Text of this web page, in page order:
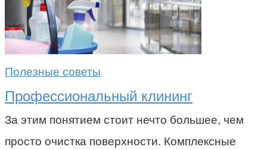
Полезные советы
Профессиональный клининг
За этим понятием стоит нечто большее, чем
просто очистка поверхности. Комплексные